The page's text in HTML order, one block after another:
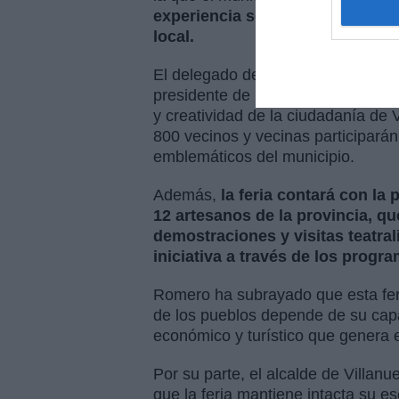
experiencia sensorial vinculada
local.
El delegado de Desarrollo
presidente de Iprodeco, Félix
y creatividad de la ciudadanía de
800 vecinos y vecinas
emblemáticos del municipio.
Además, la feria contará con la
12 artesanos de la provincia,
demostraciones y visitas
iniciativa a través de los
Romero ha subrayado que esta
de los pueblos depende de su
económico y turístico que genera
Por su parte, el alcalde de
que la feria mantiene intacta su